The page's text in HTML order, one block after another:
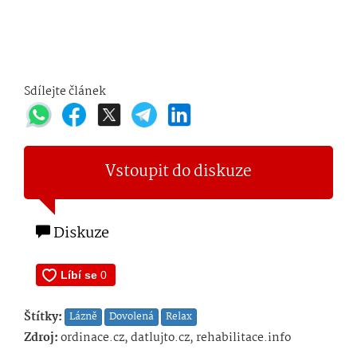
Sdílejte článek
Vstoupit do diskuze
Diskuze
Štítky: Lázně Dovolená Relax
Zdroj:ordinace.cz, datlujto.cz, rehabilitace.info